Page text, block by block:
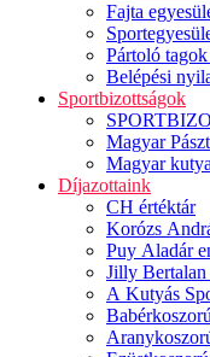
Fajta
Pártoló
Belépési
Sportbizottságok
Magyar
Magyar
Díjazottaink
CH értéktár
Korózs
Puy Aladár
Jilly Bertalan
A Kutyás